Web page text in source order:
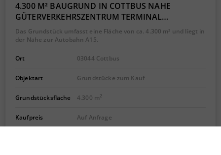
4.300 M² BAUGRUND IN COTTBUS NAHE
GÜTERVERKEHRSZENTRUM TERMINAL…
Das Grundstück umfasst eine Fläche von ca. 4.300 m² und liegt in
der Nähe zur Autobahn A15.
Ort 03044 Cottbus
Objektart Grundstücke zum Kauf
Grundstücksfläche 4.300 m2
Kaufpreis Auf Anfrage